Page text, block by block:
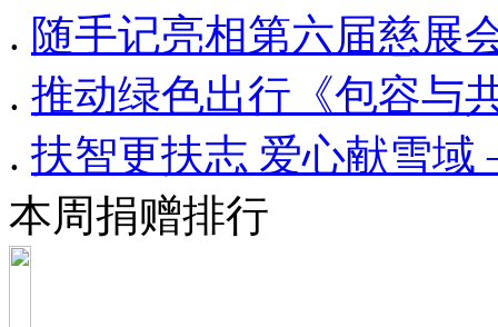
. 随手记亮相第六届慈展
. 推动绿色出行《包容
. 扶智更扶志 爱心献雪
本周捐赠排行